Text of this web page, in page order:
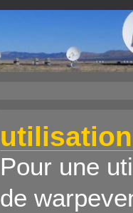
Pour une
de